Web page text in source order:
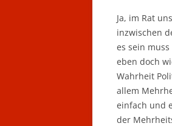
Ja, im Rat
inzwischen
es sein
eben doch
Wahrheit
allem
einfach und
der